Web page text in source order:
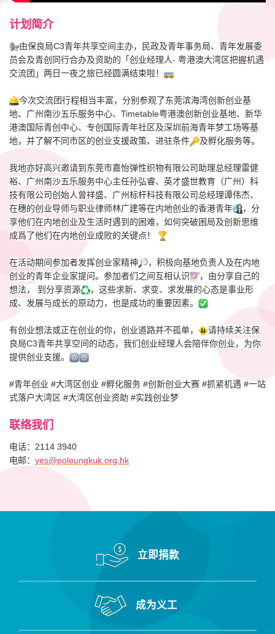
计划简介
由保良局C3青年共享空间主办，民政及青年事务局、青年发展委
员会及青创同行合办及资助的「创业经理人- 粤港澳大湾区把握机遇
交流团」两日一夜之旅已经圆满结束啦！
今次交流团行程相当丰富，分别参观了东莞滨海湾创新创业基
地、广州南沙五乐服务中心、Timetable粤港澳创新创业基地、新华
港澳国际青创中心、专创国际青年社区及深圳前海青年梦工场等基
地，并了解不同市区的创业支援政策、进驻条件
及孵化服务等。
我地亦好高兴邀请到东莞市嘉怡弹性织物有限公司助理总经理雷健
裕、广州南沙五乐服务中心主任孙弘睿、英才盛世教育（广州）科
技有限公司创始人曾祥盛、广州标杆科技有限公司总经理谭伟杰、
在穗的创业导师与职业律师林广建等在内地创业的香港青年
，分
享他们在内地创业及生活时遇到的困难，如何突破困局及创新思维
成爲了他们在内地创业成败的关键点！
在活动期间参加者发挥创业家精神
，积极向基地负责人及在内地
创业的青年企业家提问。参加者们之间互相认识
，由分享自己的
想法， 到分享资源
，这些求新、求变、求发展的心态是事业形
成、发展与成长的原动力，也是成功的重要因素。
有创业想法或正在创业的你，创业道路并不孤单，
请持续关注保
良局C3青年共享空间的动态，我们创业经理人会陪伴你创业，为你
提供创业支援。
#青年创业 #大湾区创业 #孵化服务 #创新创业大赛 #抓紧机遇 #一站
式落户大湾区 #大湾区创业资助 #实践创业梦
联络我们
电话：2114 3940
电邮： yes@poleungkuk.org.hk
立即捐款
成为义工